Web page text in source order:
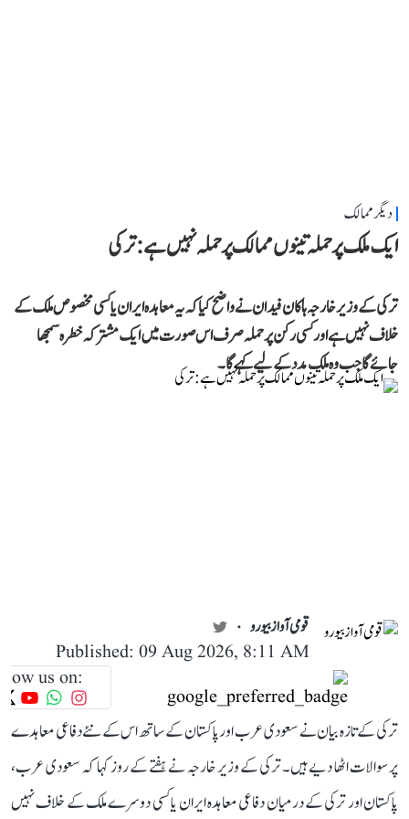
دیگر ممالک
ایک ملک پر حملہ تینوں ممالک پر حملہ نہیں ہے: ترکی
ترکی کے وزیر خارجہ ہاکان فیدان نے واضح کیا کہ یہ معاہدہ ایران یا کسی مخصوص ملک کے
خلاف نہیں ہے اور کسی رکن پر حملہ صرف اس صورت میں ایک مشترکہ خطرہ سمجھا
جائے گا جب وہ ملک مدد کے لیے کہے گا۔
قومی آواز بیورو
Published: 09 Aug 2026, 8:11 AM
us on:
ترکی کے تازہ بیان نے سعودی عرب اور پاکستان کے ساتھ اس کے نئے دفاعی معاہدے
پر سوالات اٹھا دیے ہیں۔ ترکی کے وزیر خارجہ نے ہفتے کے روز کہا کہ سعودی عرب،
پاکستان اور ترکی کے درمیان دفاعی معاہدہ ایران یا کسی دوسرے ملک کے خلاف نہیں